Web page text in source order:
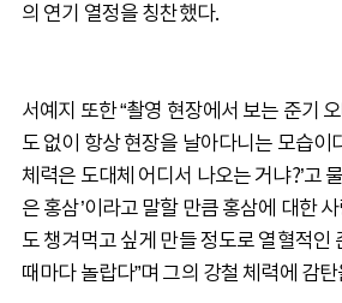
의 연기 열정을 칭찬했다.
서예지 또한 “촬영 현장에서 보는 준기
도 없이 항상 현장을 날아다니는 모습이
체력은 도대체 어디서 나오는 거냐?’고
은 홍삼’이라고 말할 만큼 홍삼에 대한
도 챙겨먹고 싶게 만들 정도로 열혈적인
때마다 놀랍다”며 그의 강철 체력에 감